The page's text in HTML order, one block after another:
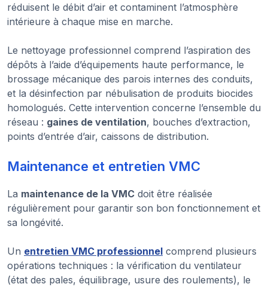
réduisent le débit d’air et contaminent l’atmosphère
intérieure à chaque mise en marche.
Le nettoyage professionnel comprend l’aspiration des
dépôts à l’aide d’équipements haute performance, le
brossage mécanique des parois internes des conduits,
et la désinfection par nébulisation de produits biocides
homologués. Cette intervention concerne l’ensemble du
réseau : gaines de ventilation, bouches d’extraction,
points d’entrée d’air, caissons de distribution.
Maintenance et entretien VMC
La maintenance de la VMC doit être réalisée
régulièrement pour garantir son bon fonctionnement et
sa longévité.
Un entretien VMC professionnel comprend plusieurs
opérations techniques : la vérification du ventilateur
(état des pales, équilibrage, usure des roulements), le